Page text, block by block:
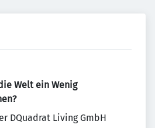
Welt ein Wenig
DQuadrat Living GmbH